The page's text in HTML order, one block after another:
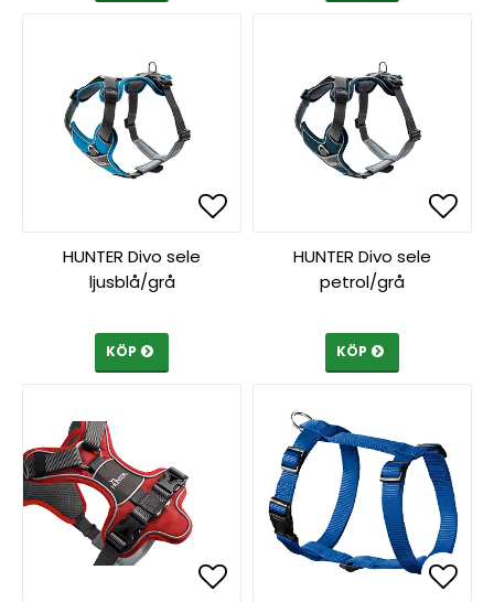
Lägg till i
Lägg till i
HUNTER Divo sele
ljusblå/grå
KÖP
HUNTER Divo sele
petrol/grå
KÖP